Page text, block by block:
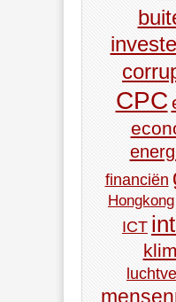
CPC
financiën
Hongkong
ICT